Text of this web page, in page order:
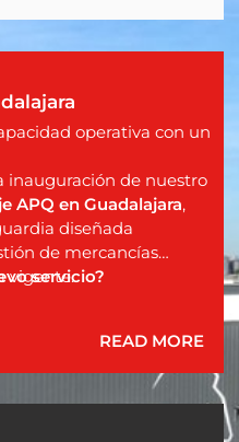
operativa con un
inauguración de nuestro
APQ en Guadalajara,
diseñada
de mercancías
vigente.
servicio?
READ MORE